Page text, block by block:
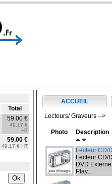
Total
59.00 €
49.17 €
HT
59.00 €
49.17 € HT
ACCUEIL
Lecteurs/ Graveurs -->
Photo Description
Lecteur CD/
Lecteur CD/
DVD
Play...